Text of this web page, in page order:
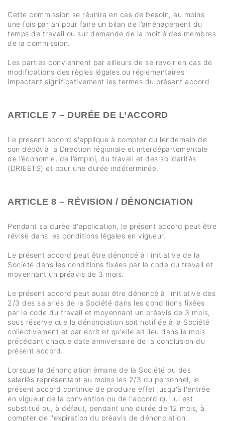
Cette commission se réunira en cas de besoin, au moins
une fois par an pour faire un bilan de l’aménagement du
temps de travail ou sur demande de la moitié des membres
de la commission.
Les parties conviennent par ailleurs de se revoir en cas de
modifications des règles légales ou réglementaires
impactant significativement les termes du présent accord.
ARTICLE 7 – DURÉE DE L’ACCORD
Le présent accord s'applique à compter du lendemain de
son dépôt à la Direction régionale et interdépartementale
de l’économie, de l’emploi, du travail et des solidarités
(DRIEETS) et pour une durée indéterminée.
ARTICLE 8 – RÉVISION / DÉNONCIATION
Pendant sa durée d'application, le présent accord peut être
révisé dans les conditions légales en vigueur.
Le présent accord peut être dénoncé à l'initiative de la
Société dans les conditions fixées par le code du travail et
moyennant un préavis de 3 mois.
Le présent accord peut aussi être dénoncé à l'initiative des
2/3 des salariés de la Société dans les conditions fixées
par le code du travail et moyennant un préavis de 3 mois,
sous réserve que la dénonciation soit notifiée à la Société
collectivement et par écrit et qu'elle ait lieu dans le mois
précédant chaque date anniversaire de la conclusion du
présent accord.
Lorsque la dénonciation émane de la Société ou des
salariés représentant au moins les 2/3 du personnel, le
présent accord continue de produire effet jusqu'à l'entrée
en vigueur de la convention ou de l'accord qui lui est
substitué ou, à défaut, pendant une durée de 12 mois, à
compter de l'expiration du préavis de dénonciation.